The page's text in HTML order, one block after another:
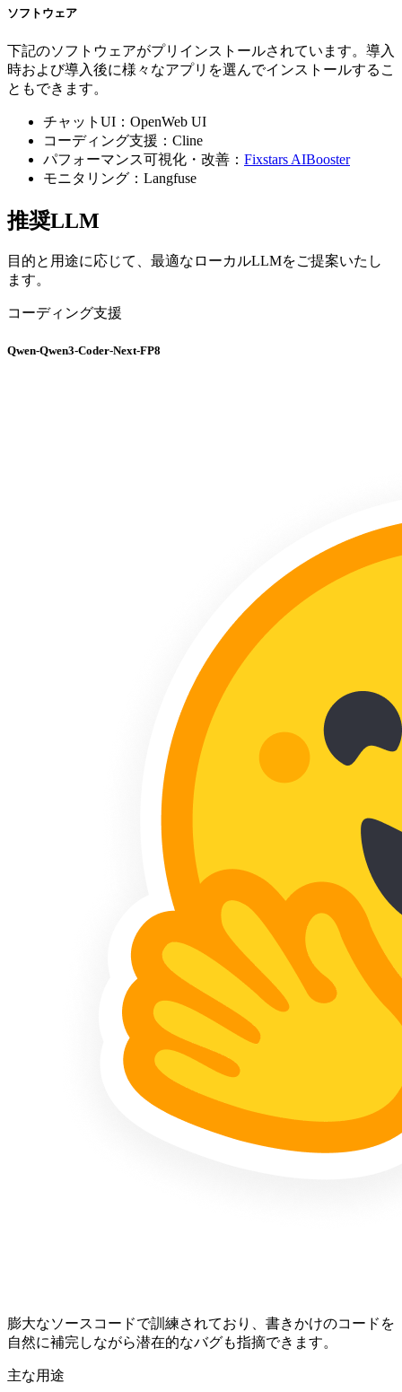
ソフトウェア
下記のソフトウェアがプリインストールされています。導入
時および導入後に様々なアプリを選んでインストールするこ
ともできます。
チャットUI：OpenWeb UI
コーディング支援：Cline
パフォーマンス可視化・改善： Fixstars AIBooster
モニタリング：Langfuse
推奨LLM
目的と用途に応じて、最適なローカルLLMをご提案いたし
ます。
コーディング支援
Qwen-Qwen3-Coder-Next-FP8
膨大なソースコードで訓練されており、書きかけのコードを
自然に補完しながら潜在的なバグも指摘できます。
主な用途